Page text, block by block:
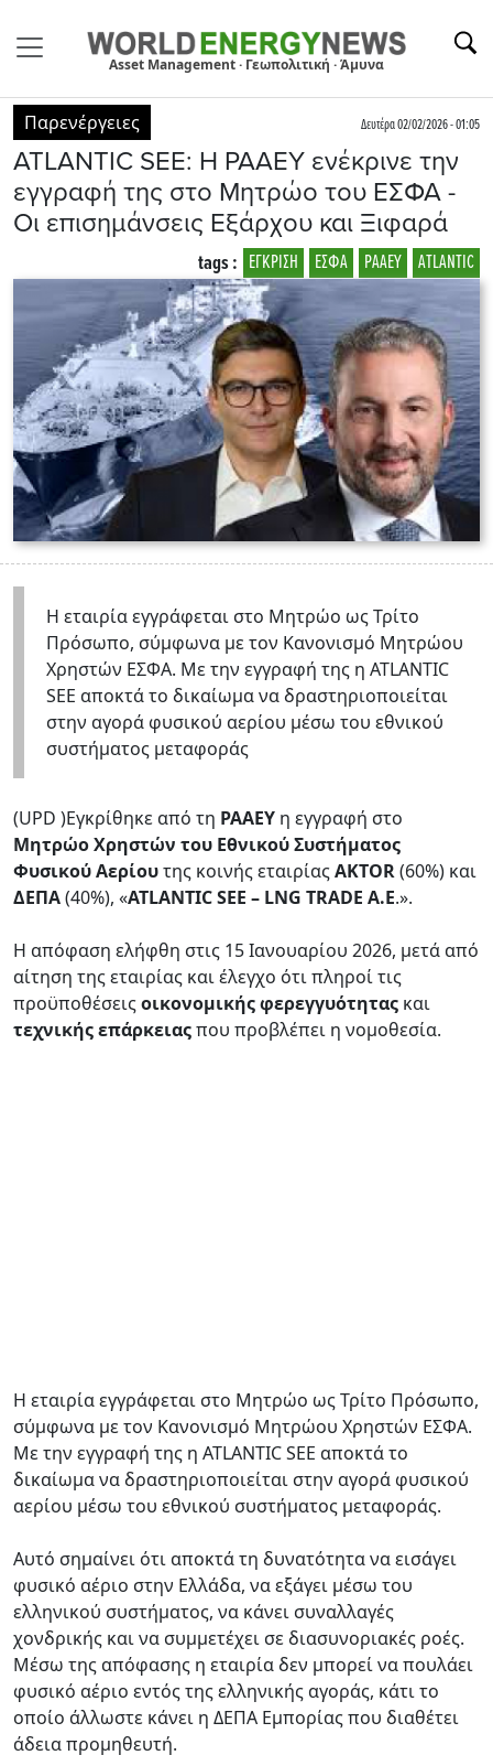
Asset Management · Γεωπολιτική · Άμυνα
Παρενέργειες Δευτέρα 02/02/2026 - 01:05
ATLΑNTIC SEE: Η ΡΑΑΕΥ ενέκρινε την
εγγραφή της στο Μητρώο του ΕΣΦΑ -
Oι επισημάνσεις Εξάρχου και Ξιφαρά
ATLΑNTIC
ΡΑΑΕΥ
ΕΣΦΑ
ΕΓΚΡΙΣΗ
tags :
Η εταιρία εγγράφεται στο Μητρώο ως Τρίτο
Πρόσωπο, σύμφωνα με τον Κανονισμό Μητρώου
Χρηστών ΕΣΦΑ. Με την εγγραφή της η ATLANTIC
SEE αποκτά το δικαίωμα να δραστηριοποιείται
στην αγορά φυσικού αερίου μέσω του εθνικού
συστήματος μεταφοράς
(UPD )Εγκρίθηκε από τη ΡΑΑΕΥ η εγγραφή στο
Μητρώο Χρηστών του Εθνικού Συστήματος
Φυσικού Αερίουτης κοινής εταιρίαςAKTOR(60%) και
ΔΕΠΑ(40%), «ATLANTIC SEE – LNG TRADE A.E.».
Η απόφαση ελήφθη στις 15 Ιανουαρίου 2026, μετά από
αίτηση της εταιρίας και έλεγχο ότι πληροί τις
προϋποθέσειςοικονομικής φερεγγυότητας και
τεχνικής επάρκειαςπου προβλέπει η νομοθεσία.
Η εταιρία εγγράφεται στο Μητρώο ως Τρίτο Πρόσωπο,
σύμφωνα με τον Κανονισμό Μητρώου Χρηστών ΕΣΦΑ.
Με την εγγραφή της η ATLANTIC SEE αποκτά το
δικαίωμα να δραστηριοποιείται στην αγορά φυσικού
αερίου μέσω του εθνικού συστήματος μεταφοράς.
Αυτό σημαίνει ότι αποκτά τη δυνατότητα να εισάγει
φυσικό αέριο στην Ελλάδα, να εξάγει μέσω του
ελληνικού συστήματος, να κάνει συναλλαγές
χονδρικής και να συμμετέχει σε διασυνοριακές ροές.
Μέσω της απόφασης η εταιρία δεν μπορεί να πουλάει
φυσικό αέριο εντός της ελληνικής αγοράς, κάτι το
οποίο άλλωστε κάνει η ΔΕΠΑ Εμπορίας που διαθέτει
άδεια προμηθευτή.